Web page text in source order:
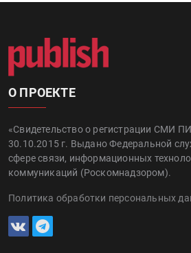
О ПРОЕКТЕ
«Свидетельство о регистрации СМИ
30.10.2015 г. Выдано Федеральной
сфере связи, информационных
коммуникаций (Роскомнадзором).
Политика обработки персональных